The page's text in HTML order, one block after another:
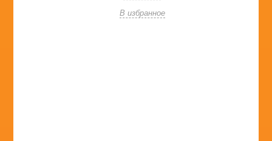
В избранное